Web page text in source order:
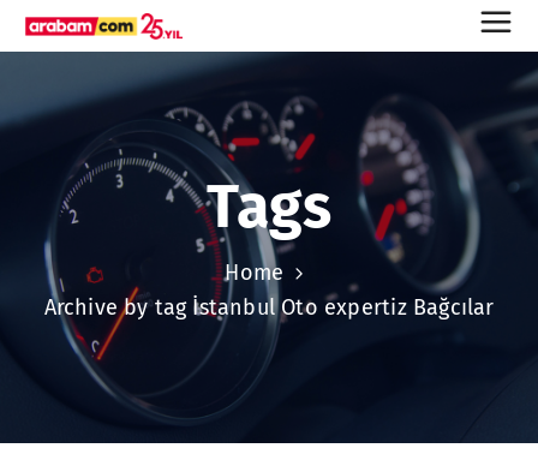
Tags
Home
Archive by tag İstanbul Oto expertiz Bağcılar